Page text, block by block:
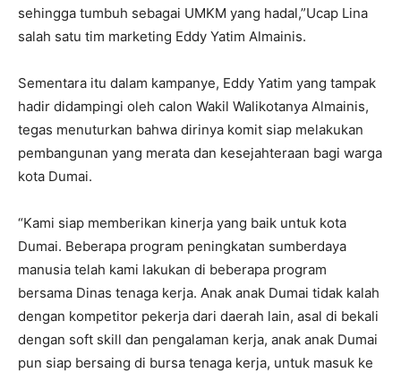
sehingga tumbuh sebagai UMKM yang hadal,”Ucap Lina
salah satu tim marketing Eddy Yatim Almainis.
Sementara itu dalam kampanye, Eddy Yatim yang tampak
hadir didampingi oleh calon Wakil Walikotanya Almainis,
tegas menuturkan bahwa dirinya komit siap melakukan
pembangunan yang merata dan kesejahteraan bagi warga
kota Dumai.
“Kami siap memberikan kinerja yang baik untuk kota
Dumai. Beberapa program peningkatan sumberdaya
manusia telah kami lakukan di beberapa program
bersama Dinas tenaga kerja. Anak anak Dumai tidak kalah
dengan kompetitor pekerja dari daerah lain, asal di bekali
dengan soft skill dan pengalaman kerja, anak anak Dumai
pun siap bersaing di bursa tenaga kerja, untuk masuk ke